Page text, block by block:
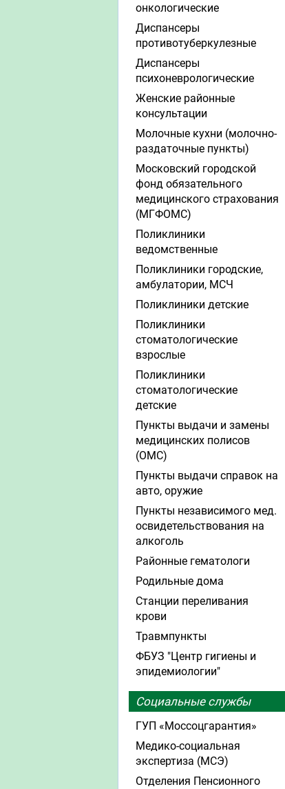
онкологические
Диспансеры
противотуберкулезные
Диспансеры
психоневрологические
Женские районные
консультации
Молочные кухни (молочно-
раздаточные пункты)
Московский городской
фонд обязательного
медицинского страхования
(МГФОМС)
Поликлиники
ведомственные
Поликлиники городские,
амбулатории, МСЧ
Поликлиники детские
Поликлиники
стоматологические
взрослые
Поликлиники
стоматологические
детские
Пункты выдачи и замены
медицинских полисов
(ОМС)
Пункты выдачи справок на
авто, оружие
Пункты независимого мед.
освидетельствования на
алкоголь
Районные гематологи
Родильные дома
Станции переливания
крови
Травмпункты
ФБУЗ "Центр гигиены и
эпидемиологии"
Социальные службы
ГУП «Моссоцгарантия»
Медико-социальная
экспертиза (МСЭ)
Отделения Пенсионного